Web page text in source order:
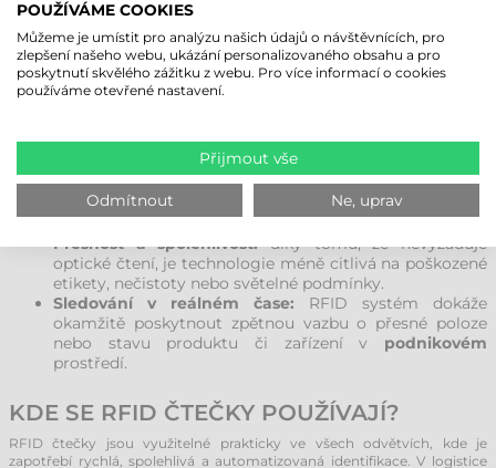
PROČ SE VYPLATÍ POUŽÍVAT RFID
ČTEČKU?
RFID čtečky poskytují výrazné výhody oproti tradičním čtečkám
čárových kódů v těchto oblastech:
stovky etiket najednou, takže není nutné skenovat
každou etiketu zvlášť.
Automatizace:umožňuje úplnou automatizaci
procesů, například v přístupových systémech, na
dopravnících nebo u skladových vrat.
Přesnost a spolehlivost:díky tomu, že nevyžaduje
optické čtení, je technologie méně citlivá na poškozené
etikety, nečistoty nebo světelné podmínky.
Sledování v reálném čase: RFID systém dokáže
okamžitě poskytnout zpětnou vazbu o přesné poloze
nebo stavu produktu či zařízení v podnikovém
prostředí.
KDE SE RFID ČTEČKY POUŽÍVAJÍ?
RFID čtečky jsou využitelné prakticky ve všech odvětvích, kde je
zapotřebí rychlá, spolehlivá a automatizovaná identifikace. V logistice
POUŽÍVÁME COOKIES
Můžeme je umístit pro analýzu našich údajů o návštěvnících, pro
zlepšení našeho webu, ukázání personalizovaného obsahu a pro
poskytnutí skvělého zážitku z webu. Pro více informací o cookies
používáme otevřené nastavení.
Přijmout vše
Odmítnout Ne, uprav